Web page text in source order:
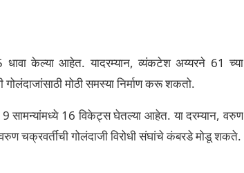
केल्या आहेत. यादरम्यान, व्यंकटेश अय्यरने 61 च्या
मोठी समस्या निर्माण करू शकतो.
सामन्यांमध्ये 16 विकेट्स घेतल्या आहेत. या दरम्यान, वरुण
चक्रवर्तीची गोलंदाजी विरोधी संघांचे कंबरडे मोडू शकते.